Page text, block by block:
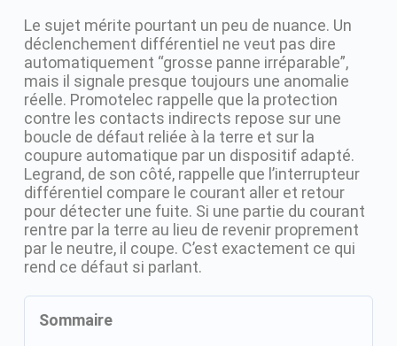
Le sujet mérite pourtant un peu de nuance. Un
déclenchement différentiel ne veut pas dire
automatiquement “grosse panne irréparable”,
mais il signale presque toujours une anomalie
réelle. Promotelec rappelle que la protection
contre les contacts indirects repose sur une
boucle de défaut reliée à la terre et sur la
coupure automatique par un dispositif adapté.
Legrand, de son côté, rappelle que l’interrupteur
différentiel compare le courant aller et retour
pour détecter une fuite. Si une partie du courant
rentre par la terre au lieu de revenir proprement
par le neutre, il coupe. C’est exactement ce qui
rend ce défaut si parlant.
Sommaire